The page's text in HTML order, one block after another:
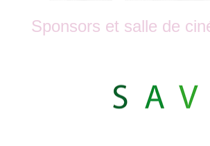
Sponsors et salle de